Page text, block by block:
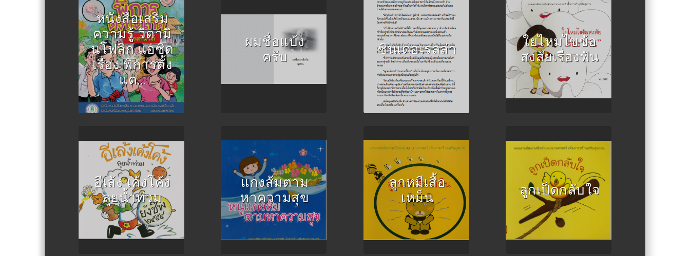
หนังสือเสริม
ความรู้ วิตามิ
นโฟลิก แอซิด
เรื่อง พิการตั้ง
แต...
Author :สุรพงษ์ มั่นมะ
โน
ผมชื่อแบ้ง
ครับ
ซินเดอเรลล่า
Author :อารยา ตำบัน
ใยไหมไขข้อ
สงสัยเรื่องฟัน
Author :จิรวรรณ แท่น
วัฒนกุล
อีเล้ง เค้งโค้ง
ลุยน้ำท่วม
Author :ครูชีวัน
แกงส้มตาม
หาความสุข
Author :จิรวรรณ แท่น
วัฒนกุล
ลูกหมีเสื้อ
เหม็น
Author :วินัดดา ทอง
ปลิว
ลูกเป็ดกลับใจ
Author :วินัดดา ทอง
ปลิว